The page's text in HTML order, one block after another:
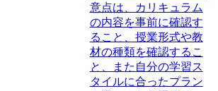
意点は、カリキュラム
の内容を事前に確認す
ること、授業形式や教
材の種類を確認するこ
と、また自分の学習ス
タイルに合ったプラン